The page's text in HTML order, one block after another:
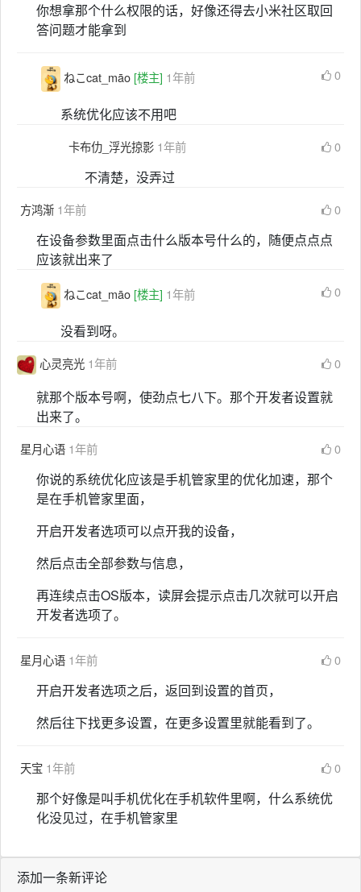
你想拿那个什么权限的话，好像还得去小米社区取回
答问题才能拿到
ねこcat_māo [楼主] 1年前 0
系统优化应该不用吧
卡布仂_浮光掠影 1年前 0
不清楚，没弄过
方鸿渐 1年前 0
在设备参数里面点击什么版本号什么的，随便点点点
应该就出来了
ねこcat_māo [楼主] 1年前 0
没看到呀。
心灵亮光 1年前 0
就那个版本号啊，使劲点七八下。那个开发者设置就
出来了。
星月心语 1年前 0
你说的系统优化应该是手机管家里的优化加速，那个
是在手机管家里面，
开启开发者选项可以点开我的设备，
然后点击全部参数与信息，
再连续点击OS版本，读屏会提示点击几次就可以开启
开发者选项了。
星月心语 1年前 0
开启开发者选项之后，返回到设置的首页，
然后往下找更多设置，在更多设置里就能看到了。
天宝 1年前 0
那个好像是叫手机优化在手机软件里啊，什么系统优
化没见过，在手机管家里
添加一条新评论